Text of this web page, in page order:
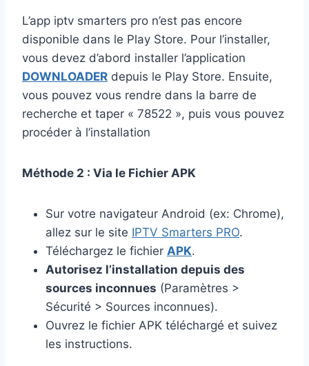
L’app iptv smarters pro n’est pas encore
disponible dans le Play Store. Pour l’installer,
vous devez d’abord installer l’application
DOWNLOADER depuis le Play Store. Ensuite,
vous pouvez vous rendre dans la barre de
recherche et taper « 78522 », puis vous pouvez
procéder à l’installation
Méthode 2 : Via le Fichier APK
Sur votre navigateur Android (ex: Chrome),
allez sur le site IPTV Smarters PRO.
Téléchargez le fichier APK.
Autorisez l’installation depuis des
sources inconnues (Paramètres >
Sécurité > Sources inconnues).
Ouvrez le fichier APK téléchargé et suivez
les instructions.